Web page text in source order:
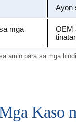
amin para sa mga
Ayon
mga
OEM
Kaso